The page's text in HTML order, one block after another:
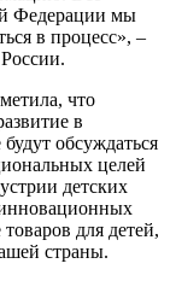
Федерации мы
в процесс», –
что
в
обсуждаться
целей
детских
для детей,
страны.